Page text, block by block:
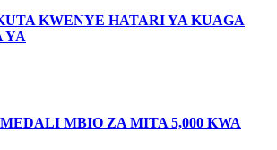
KWENYE HATARI YA KUAGA
YA
MBIO ZA MITA 5,000 KWA